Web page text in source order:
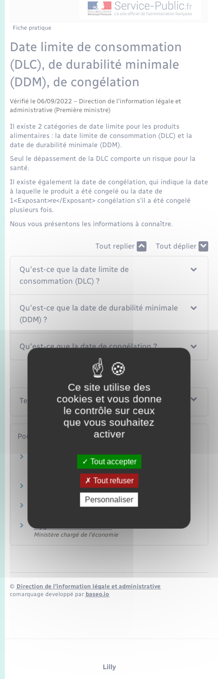
Mariage – PACS
Parrainage civil
Recensement
Fiche pratique
Date limite de consommation
(DLC), de durabilité minimale
(DDM), de congélation
Vérifié le 06/09/2022 – Direction de l'information légale et
administrative (Première ministre)
Il existe 2 catégories de date limite pour les produits
alimentaires : la date limite de consommation (DLC) et la
date de durabilité minimale (DDM).
Seul le dépassement de la DLC comporte un risque pour la
santé.
Il existe également la date de congélation, qui indique la date
à laquelle le produit a été congelé ou la date de
1<Exposant>re</Exposant> congélation s'il a été congelé
plusieurs fois.
Nous vous présentons les informations à connaître.
Tout replier Tout déplier
Qu'est-ce que la date limite de
consommation (DLC) ?
Qu'est-ce que la date de durabilité minimale
(DDM) ?
Qu'est-ce que la date de congélation ?
Textes de référence
Pour en savoir plus
Date limite de consommation (DLC) et date de
durabilité minimale (DDM)
Ministère chargé de l'économie
Conservation des aliments
Ministère chargé de l'économie
Étiquetage des denrées alimentaires
Hygiène alimentaire
Ministère chargé de l'économie
© Direction de l’information légale et administrative
comarquage developpé par baseo.io
Lilly
Ce site utilise des
cookies et vous donne
le contrôle sur ceux
que vous souhaitez
activer
Tout accepter
Tout refuser
Personnaliser